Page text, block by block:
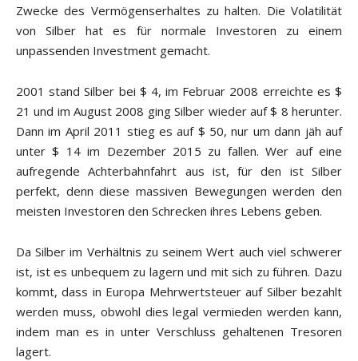
Zwecke des Vermögenserhaltes zu halten. Die Volatilität
von Silber hat es für normale Investoren zu einem
unpassenden Investment gemacht.
2001 stand Silber bei $ 4, im Februar 2008 erreichte es $
21 und im August 2008 ging Silber wieder auf $ 8 herunter.
Dann im April 2011 stieg es auf $ 50, nur um dann jäh auf
unter $ 14 im Dezember 2015 zu fallen. Wer auf eine
aufregende Achterbahnfahrt aus ist, für den ist Silber
perfekt, denn diese massiven Bewegungen werden den
meisten Investoren den Schrecken ihres Lebens geben.
Da Silber im Verhältnis zu seinem Wert auch viel schwerer
ist, ist es unbequem zu lagern und mit sich zu führen. Dazu
kommt, dass in Europa Mehrwertsteuer auf Silber bezahlt
werden muss, obwohl dies legal vermieden werden kann,
indem man es in unter Verschluss gehaltenen Tresoren
lagert.